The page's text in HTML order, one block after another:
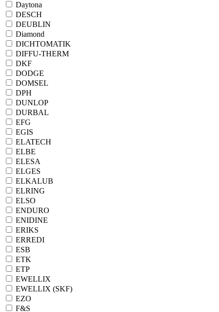
Daytona
DESCH
DEUBLIN
Diamond
DICHTOMATIK
DIFFU-THERM
DKF
DODGE
DOMSEL
DPH
DUNLOP
DURBAL
EFG
EGIS
ELATECH
ELBE
ELESA
ELGES
ELKALUB
ELRING
ELSO
ENDURO
ENIDINE
ERIKS
ERREDI
ESB
ETK
ETP
EWELLIX
EWELLIX (SKF)
EZO
F&S